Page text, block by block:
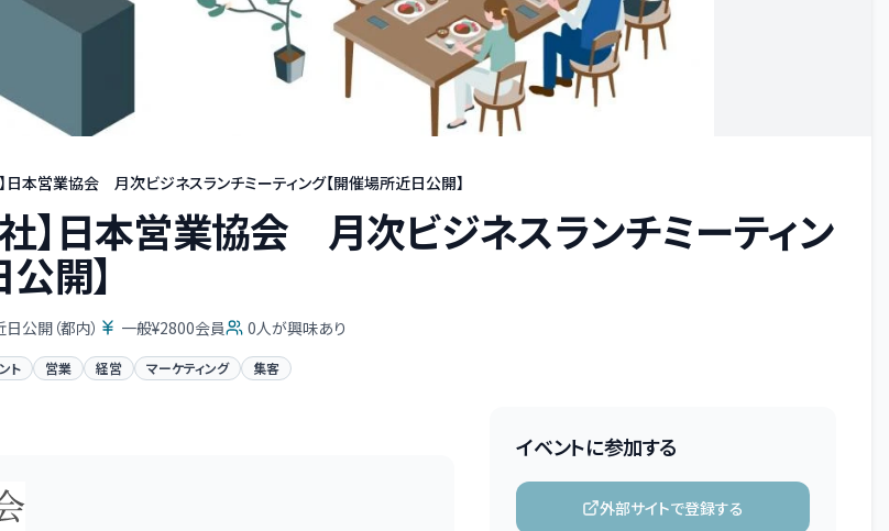
日本営業協会 月次ビジネスランチミーティング【開催場所近日公開】
】日本営業協会 月次ビジネスランチミーティン
開】
日公開（都内） 一般¥2800会員 0人が興味あり
ト 営業 経営 マーケティング 集客
イベントに参加する
外部サイトで登録する